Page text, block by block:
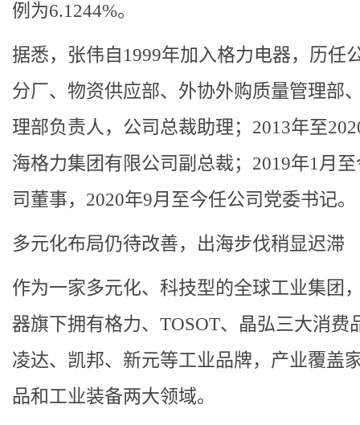
例为6.1244%。
据悉，张伟自1999年加入格力电器，历任
分厂、物资供应部、外协外购质量管理部
理部负责人，公司总裁助理；2013年至
海格力集团有限公司副总裁；2019年1月
司董事，2020年9月至今任公司党委书记。
多元化布局仍待改善，出海步伐稍显迟滞
作为一家多元化、科技型的全球工业集团
器旗下拥有格力、TOSOT、晶弘三大消费
凌达、凯邦、新元等工业品牌，产业覆盖
品和工业装备两大领域。